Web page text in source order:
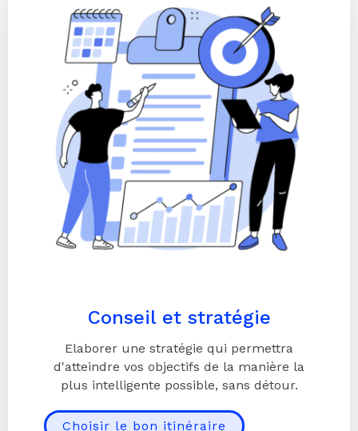
Conseil et stratégie
Elaborer une stratégie qui permettra
d'atteindre vos objectifs de la manière la
plus intelligente possible, sans détour.
Choisir le bon itinéraire